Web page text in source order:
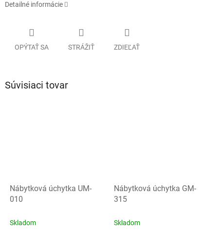
Detailné informácie
OPÝTAŤ SA STRÁŽIŤ ZDIEĽAŤ
Súvisiaci tovar
Nábytková úchytka UM-
010
Skladom
Nábytková úchytka GM-
315
Skladom